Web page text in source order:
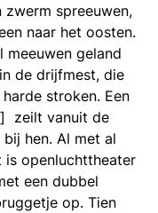
zwerm spreeuwen,
naar het oosten.
meeuwen geland
de drijfmest, die
stroken. Een
zeilt vanuit de
hen. Al met al
is openluchttheater
een dubbel
op. Tien